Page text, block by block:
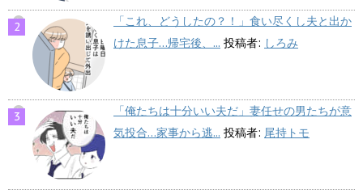
「これ、どうしたの？！」食い尽くし夫と出か
けた息子…帰宅後、... 投稿者: しろみ
「俺たちは十分いい夫だ」妻任せの男たちが意
気投合…家事から逃... 投稿者: 尾持トモ